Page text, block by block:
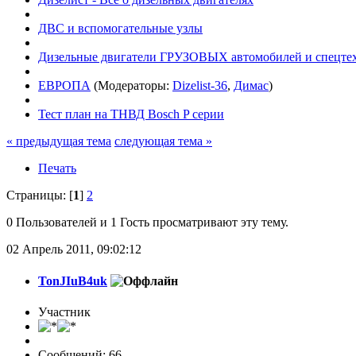
ДВС и вспомогательные узлы
Дизельные двигатели ГРУЗОВЫХ автомобилей и
ЕВРОПА (Модераторы: Dizelist-36, Димас)
Тест план на ТНВД Bosch P серии
« предыдущая тема следующая тема »
Печать
Страницы: [1] 2
0 Пользователей и 1 Гость просматривают эту тему.
02 Апрель 2011, 09:02:12
TonJIuB4uk
Участник